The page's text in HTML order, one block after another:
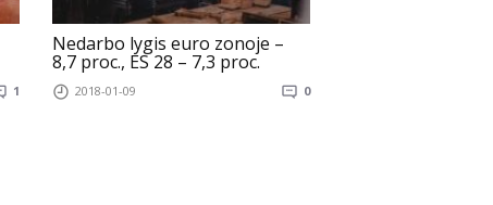
1
Nedarbo lygis euro zonoje –
8,7 proc., ES 28 – 7,3 proc.
2018-01-09 0